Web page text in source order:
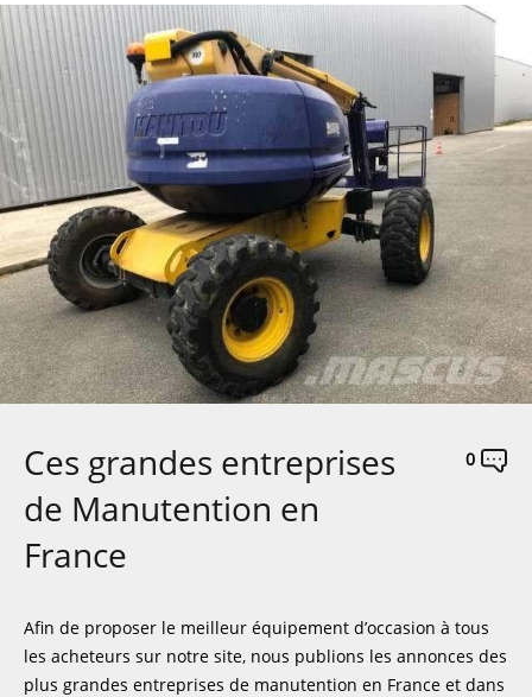
Ces grandes entreprises
de Manutention en
France
0
Afin de proposer le meilleur équipement d’occasion à tous
les acheteurs sur notre site, nous publions les annonces des
plus grandes entreprises de manutention en France et dans